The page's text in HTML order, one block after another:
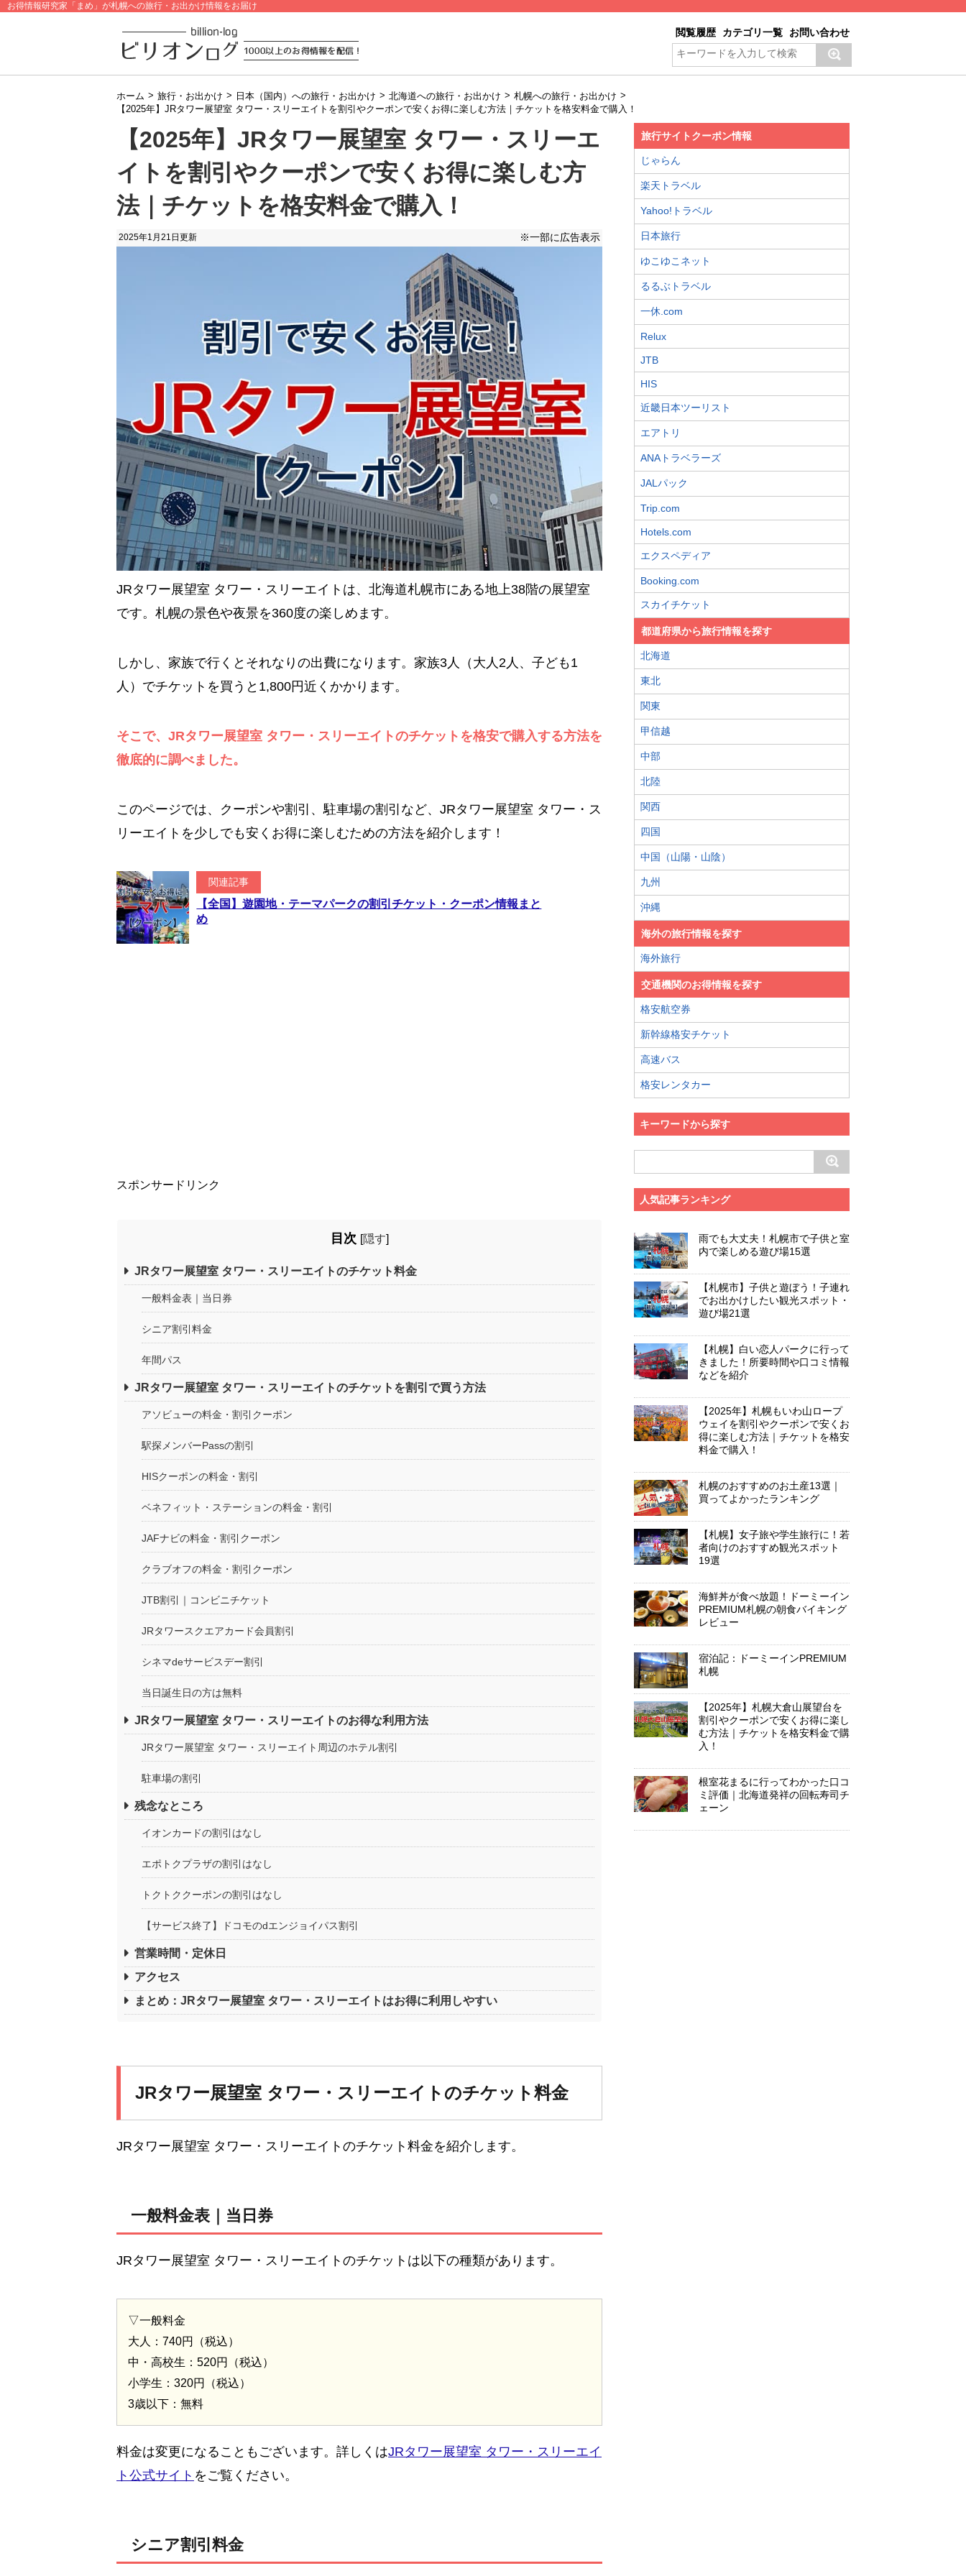
お得情報研究家「まめ」が札幌への旅行・お出かけ情報をお届け
閲覧履歴 カテゴリ一覧 お問い合わせ
ホーム > 旅行・お出かけ > 日本（国内）への旅行・お出かけ > 北海道への旅行・お出かけ > 札幌への旅行・お出かけ >
【2025年】JRタワー展望室 タワー・スリーエイトを割引やクーポンで安くお得に楽しむ方法｜チケットを格安料金で購入！
【2025年】JRタワー展望室 タワー・スリーエ
イトを割引やクーポンで安くお得に楽しむ方
法｜チケットを格安料金で購入！
2025年1月21日 更新 ※一部に広告表示
JRタワー展望室 タワー・スリーエイトは、北海道札幌市にある地上38階の展望室
です。札幌の景色や夜景を360度の楽しめます。
しかし、家族で行くとそれなりの出費になります。家族3人（大人2人、子ども1
人）でチケットを買うと1,800円近くかかります。
そこで、JRタワー展望室 タワー・スリーエイトのチケットを格安で購入する方法を
徹底的に調べました。
このページでは、クーポンや割引、駐車場の割引など、JRタワー展望室 タワー・ス
リーエイトを少しでも安くお得に楽しむための方法を紹介します！
関連記事
【全国】遊園地・テーマパークの割引チケット・クーポン情報まと
め
スポンサードリンク
目次 [隠す]
JRタワー展望室 タワー・スリーエイトのチケット料金
一般料金表｜当日券
シニア割引料金
年間パス
JRタワー展望室 タワー・スリーエイトのチケットを割引で買う方法
アソビューの料金・割引クーポン
駅探メンバーPassの割引
HISクーポンの料金・割引
ベネフィット・ステーションの料金・割引
JAFナビの料金・割引クーポン
クラブオフの料金・割引クーポン
JTB割引｜コンビニチケット
JRタワースクエアカード会員割引
シネマdeサービスデー割引
当日誕生日の方は無料
JRタワー展望室 タワー・スリーエイトのお得な利用方法
JRタワー展望室 タワー・スリーエイト周辺のホテル割引
駐車場の割引
残念なところ
イオンカードの割引はなし
エポトクプラザの割引はなし
トクトククーポンの割引はなし
【サービス終了】ドコモのdエンジョイパス割引
営業時間・定休日
アクセス
まとめ：JRタワー展望室 タワー・スリーエイトはお得に利用しやすい
JRタワー展望室 タワー・スリーエイトのチケット料金
JRタワー展望室 タワー・スリーエイトのチケット料金を紹介します。
一般料金表｜当日券
JRタワー展望室 タワー・スリーエイトのチケットは以下の種類があります。
▽一般料金
大人：740円（税込）
中・高校生：520円（税込）
小学生：320円（税込）
3歳以下：無料
料金は変更になることもございます。詳しくはJRタワー展望室 タワー・スリーエイ
ト公式サイト をご覧ください。
シニア割引料金
旅行サイトクーポン情報
じゃらん
楽天トラベル
Yahoo!トラベル
日本旅行
ゆこゆこネット
るるぶトラベル
一休.com
Relux
JTB
HIS
近畿日本ツーリスト
エアトリ
ANAトラベラーズ
JALパック
Trip.com
Hotels.com
エクスペディア
Booking.com
スカイチケット
都道府県から旅行情報を探す
北海道
東北
関東
甲信越
中部
北陸
関西
四国
中国（山陽・山陰）
九州
沖縄
海外の旅行情報を探す
海外旅行
交通機関のお得情報を探す
格安航空券
新幹線格安チケット
高速バス
格安レンタカー
キーワードから探す
人気記事ランキング
雨でも大丈夫！札幌市で子供と室
内で楽しめる遊び場15選
【札幌市】子供と遊ぼう！子連れ
でお出かけしたい観光スポット・
遊び場21選
【札幌】白い恋人パークに行って
きました！所要時間や口コミ情報
などを紹介
【2025年】札幌もいわ山ロープ
ウェイを割引やクーポンで安くお
得に楽しむ方法｜チケットを格安
料金で購入！
札幌のおすすめのお土産13選｜
買ってよかったランキング
【札幌】女子旅や学生旅行に！若
者向けのおすすめ観光スポット
19選
海鮮丼が食べ放題！ドーミーイン
PREMIUM札幌の朝食バイキング
レビュー
宿泊記：ドーミーインPREMIUM
札幌
【2025年】札幌大倉山展望台を
割引やクーポンで安くお得に楽し
む方法｜チケットを格安料金で購
入！
根室花まるに行ってわかった口コ
ミ評価｜北海道発祥の回転寿司チ
ェーン